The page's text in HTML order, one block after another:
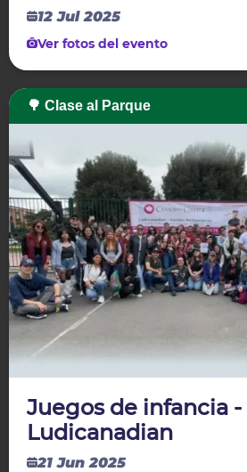
12 Jul 2025
Ver fotos del evento
🌳 Clase al Parque
Juegos de infancia -
Ludicanadian
21 Jun 2025